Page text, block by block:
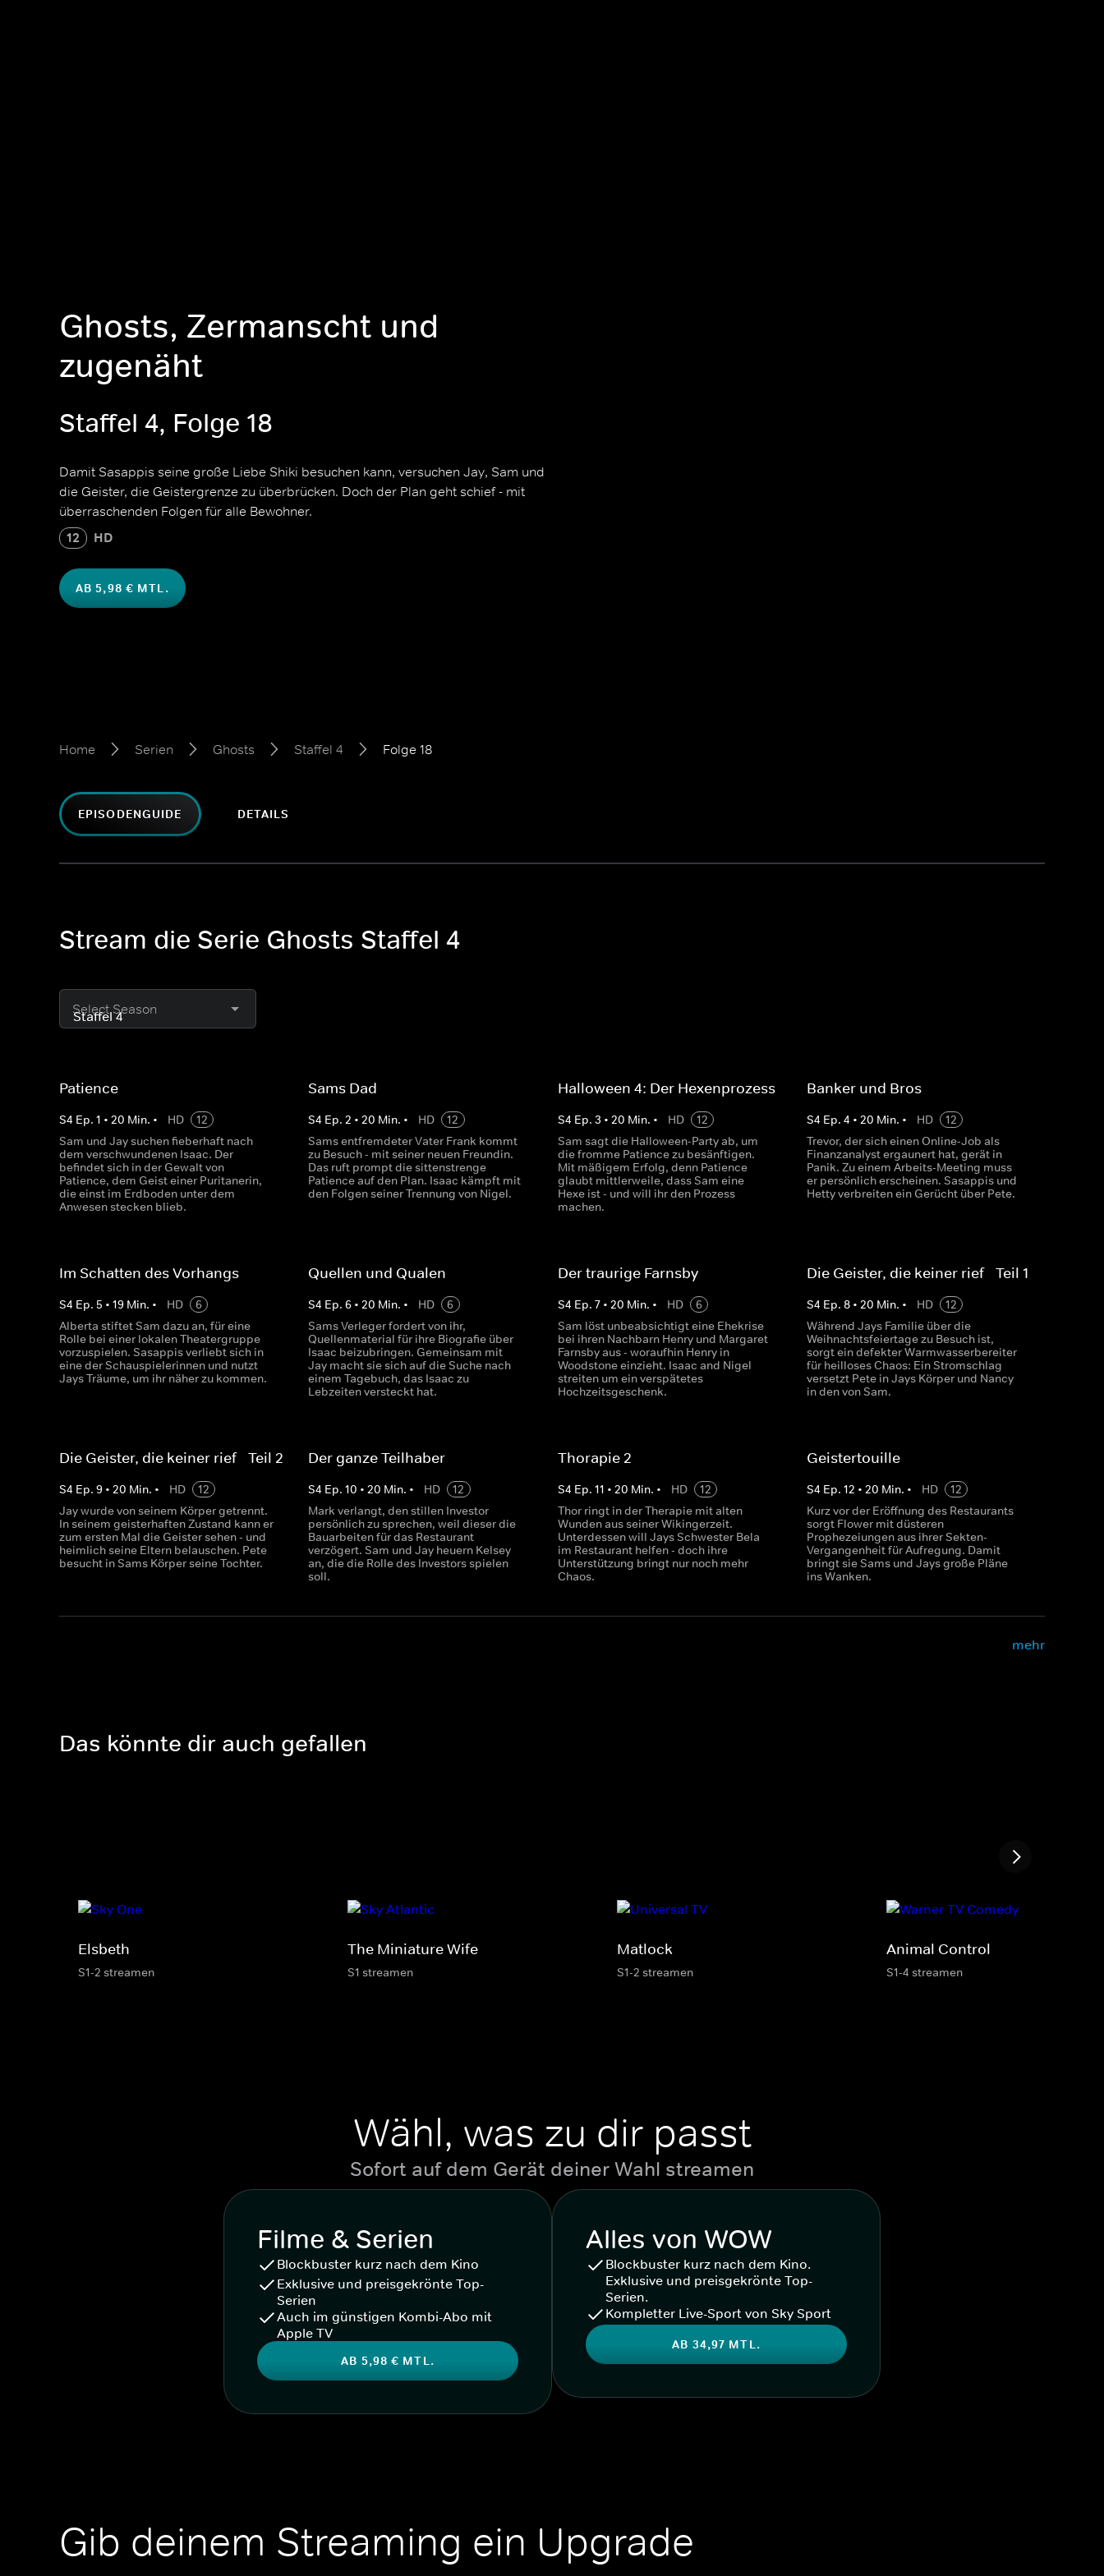
Ghosts, Zermanscht und
zugenäht
Staffel 4, Folge 18
Damit Sasappis seine große Liebe Shiki besuchen kann, versuchen Jay, Sam und
die Geister, die Geistergrenze zu überbrücken. Doch der Plan geht schief - mit
überraschenden Folgen für alle Bewohner.
12 HD
AB 5,98 € MTL.
Home Serien Ghosts Staffel 4 Folge 18
EPISODENGUIDE DETAILS
Stream die Serie Ghosts Staffel 4
Select Season
Patience
S4 Ep. 1 • 20 Min. • HD
12
Sam und Jay suchen fieberhaft nach
dem verschwundenen Isaac. Der
befindet sich in der Gewalt von
Patience, dem Geist einer Puritanerin,
die einst im Erdboden unter dem
Anwesen stecken blieb.
Sams Dad
S4 Ep.2 •20 Min. • HD
12
Sams entfremdeter Vater Frank kommt
zu Besuch - mit seiner neuen Freundin.
Das ruft prompt die sittenstrenge
Patience auf den Plan. Isaac kämpft mit
den Folgen seiner Trennung von Nigel.
Halloween 4: Der Hexenprozess
S4 Ep. 3 • 20 Min. • HD
12
Sam sagt die Halloween-Party ab, um
die fromme Patience zu besänftigen.
Mit mäßigem Erfolg, denn Patience
glaubt mittlerweile, dass Sam eine
Hexe ist - und will ihr den Prozess
machen.
Banker und Bros
S4 Ep. 4 • 20 Min. • HD
12
Trevor, der sich einen Online-Job als
Finanzanalyst ergaunert hat, gerät in
Panik. Zu einem Arbeits-Meeting muss
er persönlich erscheinen. Sasappis und
Hetty verbreiten ein Gerücht über Pete.
Im Schatten des Vorhangs
S4 Ep. 5 • 19 Min. • HD
6
Alberta stiftet Sam dazu an, für eine
Rolle bei einer lokalen Theatergruppe
vorzuspielen. Sasappis verliebt sich in
eine der Schauspielerinnen und nutzt
Jays Träume, um ihr näher zu kommen.
Quellen und Qualen
S4 Ep.6 •20 Min. • HD
6
Sams Verleger fordert von ihr,
Quellenmaterial für ihre Biografie über
Isaac beizubringen. Gemeinsam mit
Jay macht sie sich auf die Suche nach
einem Tagebuch, das Isaac zu
Lebzeiten versteckt hat.
Der traurige Farnsby
S4 Ep. 7• 20 Min. • HD
6
Sam löst unbeabsichtigt eine Ehekrise
bei ihren Nachbarn Henry und Margaret
Farnsby aus - woraufhin Henry in
Woodstone einzieht. Isaac and Nigel
streiten um ein verspätetes
Hochzeitsgeschenk.
Die Geister, die keiner rief - Teil 1
S4 Ep. 8• 20 Min. • HD
12
Während Jays Familie über die
Weihnachtsfeiertage zu Besuch ist,
sorgt ein defekter Warmwasserbereiter
für heilloses Chaos: Ein Stromschlag
versetzt Pete in Jays Körper und Nancy
in den von Sam.
Die Geister, die keiner rief - Teil 2
S4 Ep. 9 • 20 Min. • HD
12
Jay wurde von seinem Körper getrennt.
In seinem geisterhaften Zustand kann er
zum ersten Mal die Geister sehen - und
heimlich seine Eltern belauschen. Pete
besucht in Sams Körper seine Tochter.
Der ganze Teilhaber
S4 Ep.10 •20 Min. • HD
12
Mark verlangt, den stillen Investor
persönlich zu sprechen, weil dieser die
Bauarbeiten für das Restaurant
verzögert. Sam und Jay heuern Kelsey
an, die die Rolle des Investors spielen
soll.
Thorapie 2
S4 Ep. 11 • 20 Min. • HD
12
Thor ringt in der Therapie mit alten
Wunden aus seiner Wikingerzeit.
Unterdessen will Jays Schwester Bela
im Restaurant helfen - doch ihre
Unterstützung bringt nur noch mehr
Chaos.
Geistertouille
S4 Ep. 12 • 20 Min. • HD
12
Kurz vor der Eröffnung des Restaurants
sorgt Flower mit düsteren
Prophezeiungen aus ihrer Sekten-
Vergangenheit für Aufregung. Damit
bringt sie Sams und Jays große Pläne
ins Wanken.
mehr
Das könnte dir auch gefallen
Elsbeth
S1-2 streamen
The Miniature Wife
S1 streamen
Matlock
S1-2 streamen
Animal Control
S1-4 streamen
Wähl, was zu dir passt
Sofort auf dem Gerät deiner Wahl streamen
Filme & Serien
Blockbuster kurz nach dem Kino
Exklusive und preisgekrönte Top-
Serien
Auch im günstigen Kombi-Abo mit
Apple TV
AB 5,98 € MTL.
Alles von WOW
Blockbuster kurz nach dem Kino.
Exklusive und preisgekrönte Top-
Serien.
Kompletter Live-Sport von Sky Sport
AB 34,97 MTL.
Gib deinem Streaming ein Upgrade